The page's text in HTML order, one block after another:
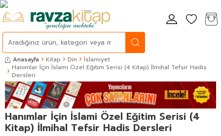
Anasayfa Kitap Din
İslamiyet
Hanımlar İçin İslami Özel Eğitim Serisi (4 Kitap) İlmihal Tefsir Hadis
Dersleri
Hanımlar İçin İslami Özel Eğitim Serisi (4
Kitap) İlmihal Tefsir Hadis Dersleri